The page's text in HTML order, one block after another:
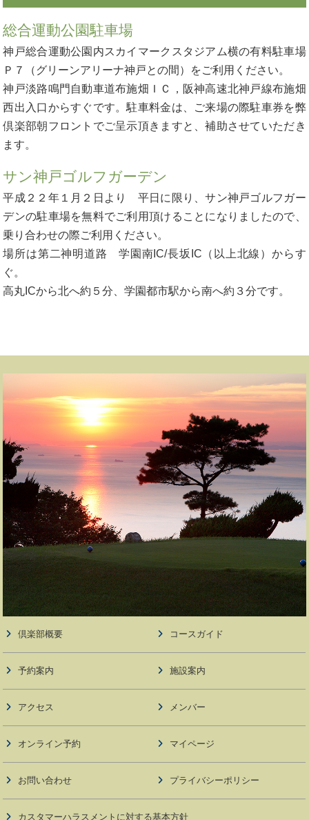
総合運動公園駐車場
神戸総合運動公園内スカイマークスタジアム横の有料駐車場
Ｐ７（グリーンアリーナ神戸との間）をご利用ください。
神戸淡路鳴門自動車道布施畑ＩＣ，阪神高速北神戸線布施畑
西出入口からすぐです。駐車料金は、ご来場の際駐車券を弊
倶楽部朝フロントでご呈示頂きますと、補助させていただき
ます。
サン神戸ゴルフガーデン
平成２２年１月２日より 平日に限り、サン神戸ゴルフガー
デンの駐車場を無料でご利用頂けることになりましたので、
乗り合わせの際ご利用ください。
場所は第二神明道路 学園南IC/長坂IC（以上北線）からす
ぐ。
高丸ICから北へ約５分、学園都市駅から南へ約３分です。
倶楽部概要 コースガイド
予約案内 施設案内
アクセス メンバー
オンライン予約 マイページ
お問い合わせ プライバシーポリシー
カスタマーハラスメントに対する基本方針